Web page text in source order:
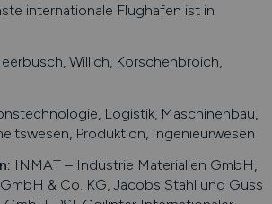
internationale Flughafen ist in
Willich, Korschenbroich,
Logistik, Maschinenbau,
Produktion, Ingenieurwesen
: INMAT – Industrie Materialien GmbH,
& Co. KG, Jacobs Stahl und Guss